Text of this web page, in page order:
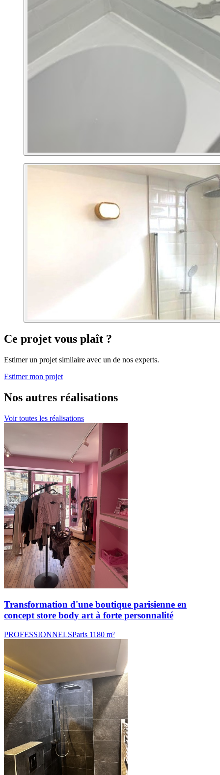
Ce projet vous plaît ?
Estimer un projet similaire avec un de nos experts.
Estimer mon projet
Nos autres réalisations
Voir toutes les réalisations
Transformation d'une boutique parisienne en
concept store body art à forte personnalité
PROFESSIONNELSParis 1180 m²